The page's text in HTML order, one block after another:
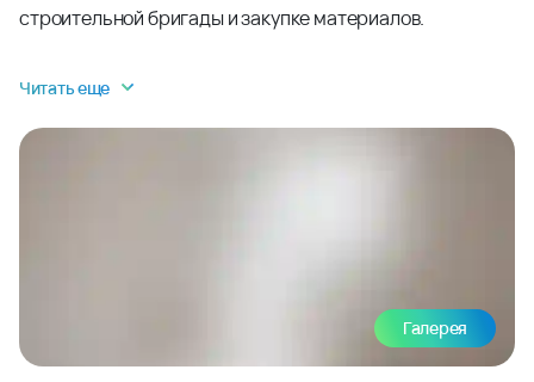
строительной бригады и закупке материалов.
Читать еще
Галерея